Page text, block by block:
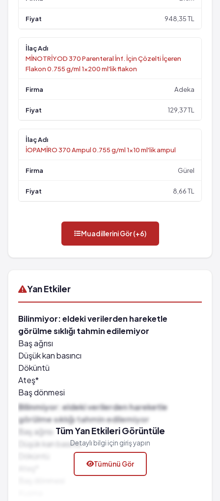
948,35 TL
MİNOTRİYOD 370 Parenteral İnf. İçin Çözelti İçeren
Flakon 0.755 g/ml 1x200 ml'lik flakon
Adeka
129,37 TL
İOPAMİRO 370 Ampul 0.755 g/ml 1x10 ml'lik ampul
Gürel
8,66 TL
Muadillerini Gör (+6)
Yan Etkiler
Bilinmiyor: eldeki verilerden hareketle
görülme sıklığı tahmin edilemiyor
Baş ağrısı
Düşük kan basıncı
Döküntü
Ateş*
Baş dönmesi
Kusma
Sıcak basması
Nöbet
Cilt kızarıklığı
Halsizlik
Bilinmiyor: eldeki verilerden hareketle
görülme sıklığı tahmin edilemiyor
Baş ağrısı
Düşük kan basıncı
Tüm Yan Etkileri Görüntüle
Detaylı bilgi için giriş yapın
Tümünü Gör